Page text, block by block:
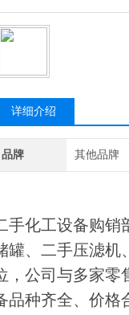
详细介绍
品牌 其他品牌
手化工设备购销
罐、二手压滤机
，公司与多家零
品种齐全、价格